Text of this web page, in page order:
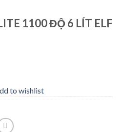
Add to
wishlist
1100 ĐỘ 6 LÍT ELF
to wishlist